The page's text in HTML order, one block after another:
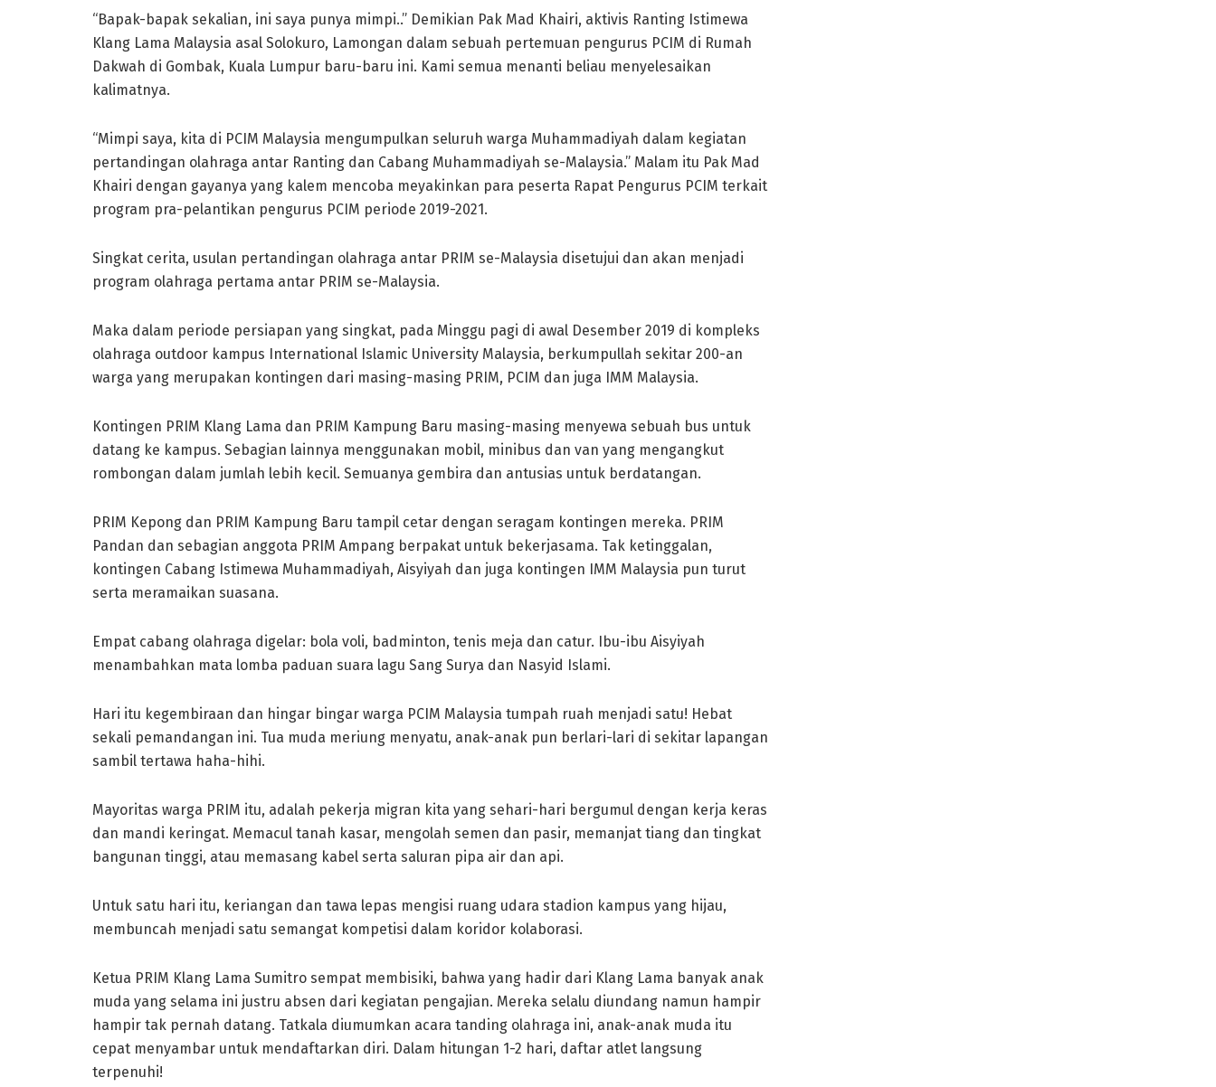
“Bapak-bapak sekalian, ini saya punya mimpi..” Demikian Pak Mad Khairi, aktivis Ranting Istimewa
Klang Lama Malaysia asal Solokuro, Lamongan dalam sebuah pertemuan pengurus PCIM di Rumah
Dakwah di Gombak, Kuala Lumpur baru-baru ini. Kami semua menanti beliau menyelesaikan
kalimatnya.
“Mimpi saya, kita di PCIM Malaysia mengumpulkan seluruh warga Muhammadiyah dalam kegiatan
pertandingan olahraga antar Ranting dan Cabang Muhammadiyah se-Malaysia.” Malam itu Pak Mad
Khairi dengan gayanya yang kalem mencoba meyakinkan para peserta Rapat Pengurus PCIM terkait
program pra-pelantikan pengurus PCIM periode 2019-2021.
Singkat cerita, usulan pertandingan olahraga antar PRIM se-Malaysia disetujui dan akan menjadi
program olahraga pertama antar PRIM se-Malaysia.
Maka dalam periode persiapan yang singkat, pada Minggu pagi di awal Desember 2019 di kompleks
olahraga outdoor kampus International Islamic University Malaysia, berkumpullah sekitar 200-an
warga yang merupakan kontingen dari masing-masing PRIM, PCIM dan juga IMM Malaysia.
Kontingen PRIM Klang Lama dan PRIM Kampung Baru masing-masing menyewa sebuah bus untuk
datang ke kampus. Sebagian lainnya menggunakan mobil, minibus dan van yang mengangkut
rombongan dalam jumlah lebih kecil. Semuanya gembira dan antusias untuk berdatangan.
PRIM Kepong dan PRIM Kampung Baru tampil cetar dengan seragam kontingen mereka. PRIM
Pandan dan sebagian anggota PRIM Ampang berpakat untuk bekerjasama. Tak ketinggalan,
kontingen Cabang Istimewa Muhammadiyah, Aisyiyah dan juga kontingen IMM Malaysia pun turut
serta meramaikan suasana.
Empat cabang olahraga digelar: bola voli, badminton, tenis meja dan catur. Ibu-ibu Aisyiyah
menambahkan mata lomba paduan suara lagu Sang Surya dan Nasyid Islami.
Hari itu kegembiraan dan hingar bingar warga PCIM Malaysia tumpah ruah menjadi satu! Hebat
sekali pemandangan ini. Tua muda meriung menyatu, anak-anak pun berlari-lari di sekitar lapangan
sambil tertawa haha-hihi.
Mayoritas warga PRIM itu, adalah pekerja migran kita yang sehari-hari bergumul dengan kerja keras
dan mandi keringat. Memacul tanah kasar, mengolah semen dan pasir, memanjat tiang dan tingkat
bangunan tinggi, atau memasang kabel serta saluran pipa air dan api.
Untuk satu hari itu, keriangan dan tawa lepas mengisi ruang udara stadion kampus yang hijau,
membuncah menjadi satu semangat kompetisi dalam koridor kolaborasi.
Ketua PRIM Klang Lama Sumitro sempat membisiki, bahwa yang hadir dari Klang Lama banyak anak
muda yang selama ini justru absen dari kegiatan pengajian. Mereka selalu diundang namun hampir
hampir tak pernah datang. Tatkala diumumkan acara tanding olahraga ini, anak-anak muda itu
cepat menyambar untuk mendaftarkan diri. Dalam hitungan 1-2 hari, daftar atlet langsung
terpenuhi!